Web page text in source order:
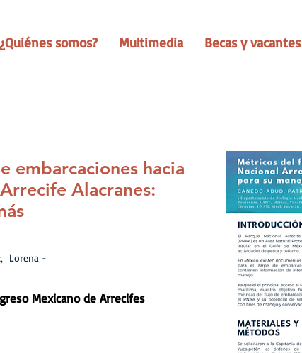
¿Quiénes somos? Multimedia Becas y vacantes
embarcaciones hacia
Alacranes:
Lorena -
Mexicano de Arrecifes